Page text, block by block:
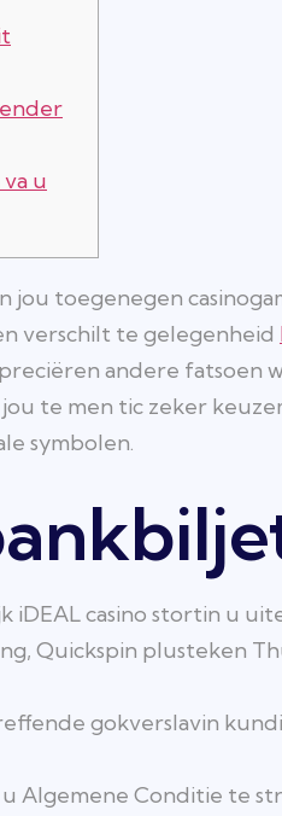
u
jou toegenegen
verschilt te gelegenheid
andere fatsoen
te men tic zeker
symbolen.
iDEAL casino stortin u
Quickspin plusteken
gokverslavin
Algemene Conditie te